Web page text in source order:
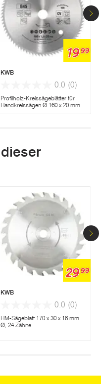
1999
KWB
0.0 (0)
Profilholz-Kreissägeblätter für
Handkreissägen Ø 160 x 20 mm
2999
KWB
0.0 (0)
HM-Sägeblatt 170 x 30 x 16 mm
Ø, 24 Zähne